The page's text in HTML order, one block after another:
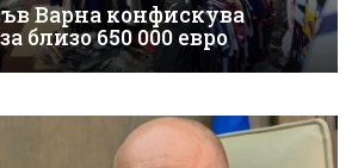
Варна конфискува
близо 650 000 евро